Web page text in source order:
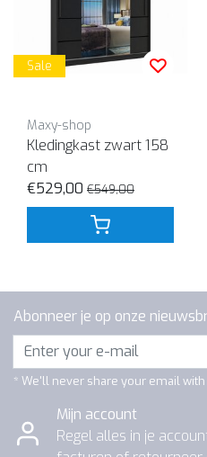
Sale
Maxy-shop
Kledingkast zwart 158
cm
€529,00 €549,00
Abonneer je op onze
* We'll never share your email
Mijn account
Regel alles in je